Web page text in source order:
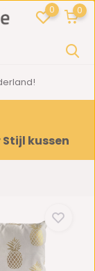
0 0
kussen